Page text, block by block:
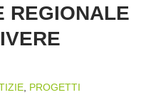
REGIONALE
, PROGETTI